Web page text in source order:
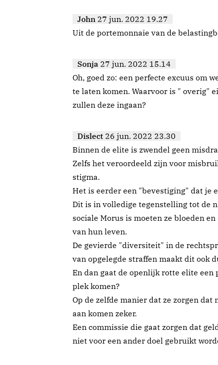
John 27 jun. 2022 19.27
Uit de portemonnaie van de
Sonja 27 jun. 2022 15.14
Oh, goed zo: een perfecte excuus om
te laten komen. Waarvoor is " overig"
zullen deze ingaan?
Dislect 26 jun. 2022 23.30
Binnen de elite is zwendel geen
Zelfs het veroordeeld zijn voor
stigma.
Het is eerder een "bevestiging" dat je
Dit is in volledige tegenstelling tot de
sociale Morus is moeten ze bloeden
van hun leven.
De gevierde "diversiteit" in de
van opgelegde straffen maakt dit ook
En dan gaat de openlijk rotte elite
plek komen?
Op de zelfde manier dat ze zorgen
aan komen zeker.
Een commissie die gaat zorgen dat
niet voor een ander doel gebruikt